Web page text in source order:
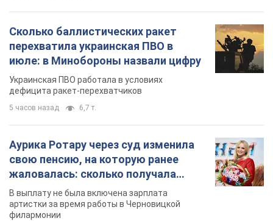
Сколько баллистических ракет
перехватила украинская ПВО в
июле: в Минобороны назвали цифру
Украинская ПВО работала в условиях
дефицита ракет-перехватчиков
5 часов назад 6,7 т.
Аурика Ротару через суд изменила
свою пенсию, на которую ранее
жаловалась: сколько получала
певица
В выплату не была включена зарплата
артистки за время работы в Черновицкой
филармонии